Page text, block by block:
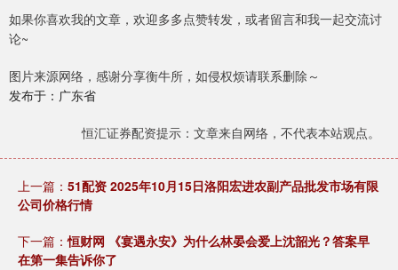
如果你喜欢我的文章，欢迎多多点赞转发，或者留言和我一起交流讨
论~
图片来源网络，感谢分享衡牛所，如侵权烦请联系删除～
发布于：广东省
恒汇证券配资提示：文章来自网络，不代表本站观点。
上一篇： 51配资 2025年10月15日洛阳宏进农副产品批发市场有限
公司价格行情
下一篇：恒财网 《宴遇永安》为什么林晏会爱上沈韶光？答案早
在第一集告诉你了